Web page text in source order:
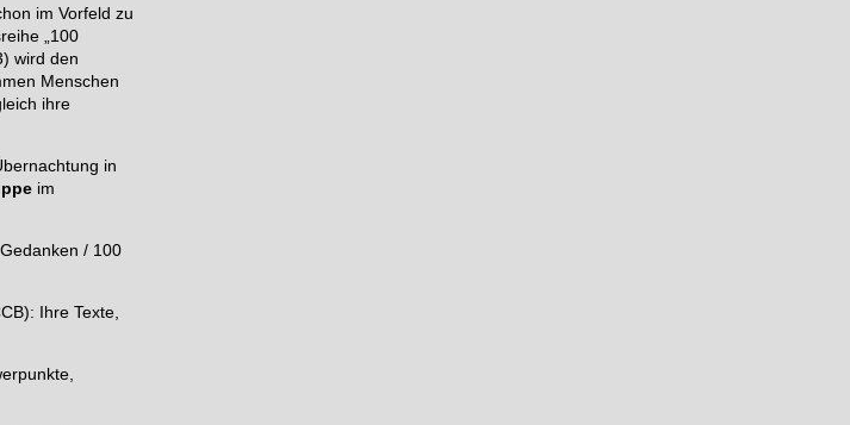
im Vorfeld zu
„100
wird den
Menschen
ihre
in
im
/ 100
Ihre Texte,